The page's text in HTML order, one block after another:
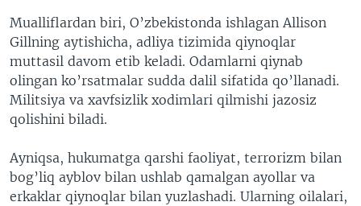
Mualliflardan biri, O’zbekistonda ishlagan Allison
Gillning aytishicha, adliya tizimida qiynoqlar
muttasil davom etib keladi. Odamlarni qiynab
olingan ko’rsatmalar sudda dalil sifatida qo’llanadi.
Militsiya va xavfsizlik xodimlari qilmishi jazosiz
qolishini biladi.
Ayniqsa, hukumatga qarshi faoliyat, terrorizm bilan
bog’liq ayblov bilan ushlab qamalgan ayollar va
erkaklar qiynoqlar bilan yuzlashadi. Ularning oilalari,